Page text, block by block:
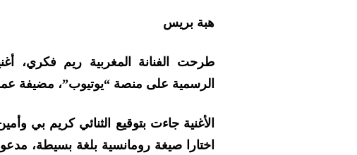
هبة بريس
طرحت الفنانة المغربية ريم فكري،
الرسمية على منصة “يوتيوب”، مضيفة
الأغنية جاءت بتوقيع الثنائي كريم بي
اختارا صيغة رومانسية بلغة بسيطة،